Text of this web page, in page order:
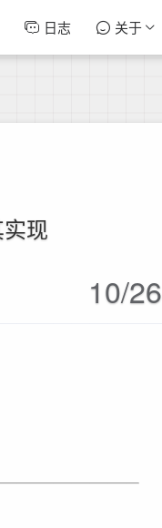
日志 关于
现
10/26